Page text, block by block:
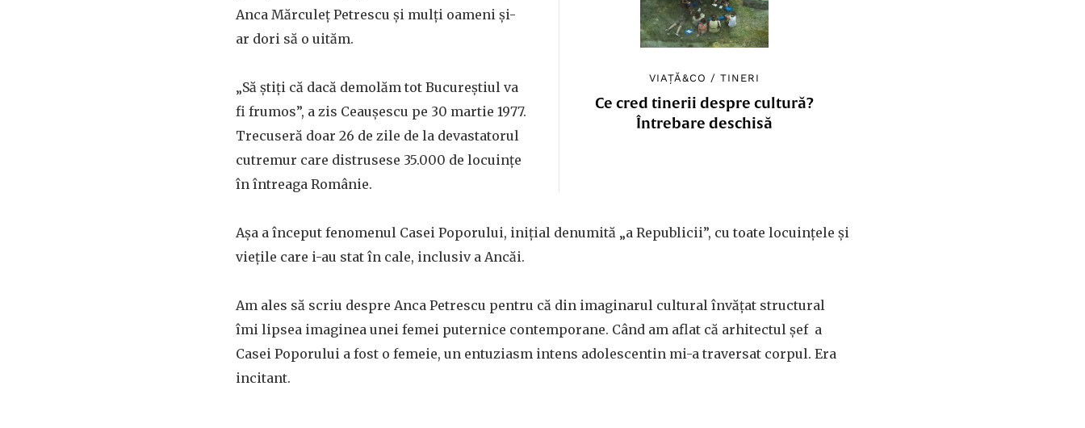
VIAȚĂ&CO /TINERI
Ce cred tinerii despre cultură?
Întrebare deschisă
Anca Mărculeț Petrescu și mulți oameni și-
ar dori să o uităm.
„Să știți că dacă demolăm tot Bucureștiul va
fi frumos”, a zis Ceaușescu pe 30 martie 1977.
Trecuseră doar 26 de zile de la devastatorul
cutremur care distrusese 35.000 de locuințe
în întreaga Românie.
Așa a început fenomenul Casei Poporului, inițial denumită „a Republicii”, cu toate locuințele și
viețile care i-au stat în cale, inclusiv a Ancăi.
Am ales să scriu despre Anca Petrescu pentru că din imaginarul cultural învățat structural
îmi lipsea imaginea unei femei puternice contemporane. Când am aflat că arhitectul șef a
Casei Poporului a fost o femeie, un entuziasm intens adolescentin mi-a traversat corpul. Era
incitant.